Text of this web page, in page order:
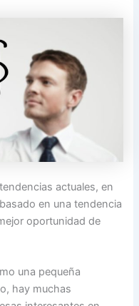
actuales, en
en una tendencia
oportunidad de
una pequeña
hay muchas